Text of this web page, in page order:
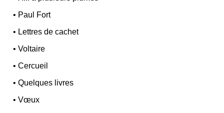
• Paul Fort
• Lettres de cachet
•Voltaire
•Cercueil
•Quelques livres
•Vœux